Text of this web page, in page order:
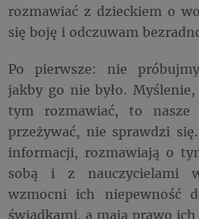
rozmawiać z dzieckiem o
się boję i odczuwam
Po pierwsze: nie
jakby go nie było.
tym rozmawiać, to
przeżywać, nie sprawdzi
informacji, rozmawiają o
sobą i z nauczycielami
wzmocni ich niepewność
świadkami, a mają prawo